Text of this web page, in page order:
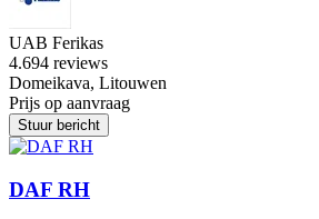
UAB Ferikas
4.694 reviews
Domeikava, Litouwen
Prijs op aanvraag
Stuur bericht
DAF RH